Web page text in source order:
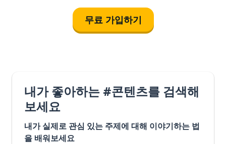
무료 가입하기
내가 좋아하는 #콘텐츠를 검색해
보세요
내가 실제로 관심 있는 주제에 대해 이야기하는 법
을 배워보세요